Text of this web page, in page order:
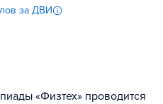
за ДВИ
«Физтех» проводится